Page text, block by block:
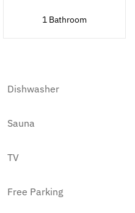
1 Bathroom
Dishwasher
Sauna
TV
Free Parking